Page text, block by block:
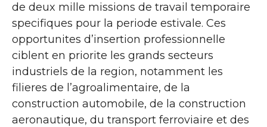
de deux mille missions de travail temporaire
specifiques pour la periode estivale. Ces
opportunites d’insertion professionnelle
ciblent en priorite les grands secteurs
industriels de la region, notamment les
filieres de l’agroalimentaire, de la
construction automobile, de la construction
aeronautique, du transport ferroviaire et des